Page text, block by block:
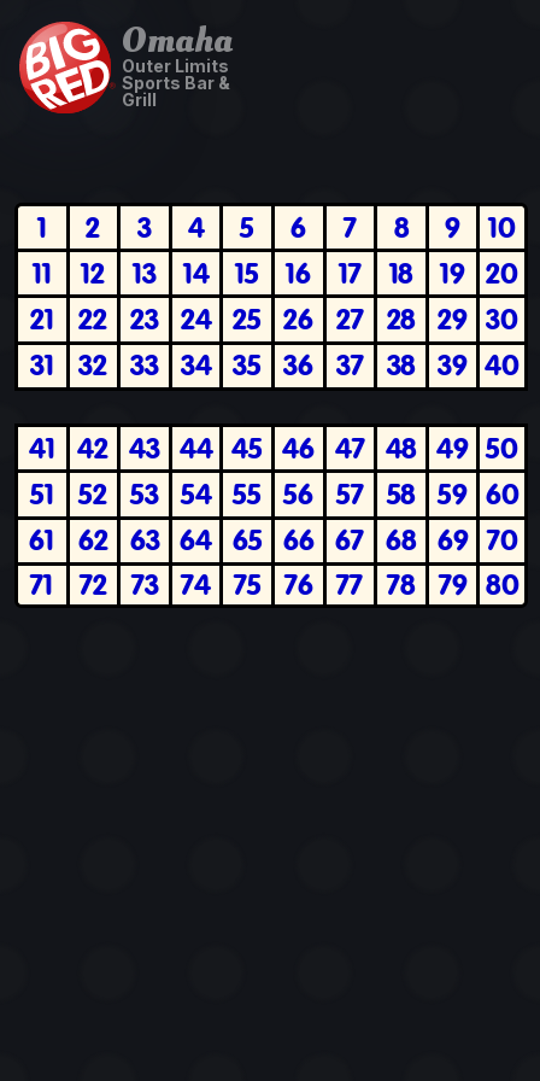
Omaha
Outer Limits
Sports Bar &
Grill
1 2 3 4 5 6 7 8 9
10
11
12 13 14 15 16 17 18 19 20
21
22 23 24 25 26 27 28 29 30
31
32 33 34 35 36 37 38 39 40
41 42 43 44 45 46 47 48 49 50
51
52 53 54 55 56 57 58 59 60
61
62 63 64 65 66 67 68 69 70
71
72 73 74 75 76 77 78 79 80